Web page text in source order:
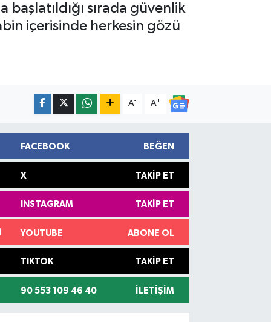
sırada güvenlik
içerisinde herkesin gözü
A- A+
FACEBOOK BEĞEN
X TAKIP ET
INSTAGRAM TAKIP ET
YOUTUBE ABONE OL
TIKTOK TAKIP ET
90 553 109 46 40 İLETIŞIM